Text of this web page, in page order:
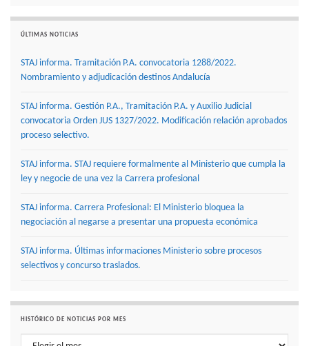
ÚLTIMAS NOTICIAS
STAJ informa. Tramitación P.A. convocatoria 1288/2022.
Nombramiento y adjudicación destinos Andalucía
STAJ informa. Gestión P.A., Tramitación P.A. y Auxilio Judicial
convocatoria Orden JUS 1327/2022. Modificación relación aprobados
proceso selectivo.
STAJ informa. STAJ requiere formalmente al Ministerio que cumpla la
ley y negocie de una vez la Carrera profesional
STAJ informa. Carrera Profesional: El Ministerio bloquea la
negociación al negarse a presentar una propuesta económica
STAJ informa. Últimas informaciones Ministerio sobre procesos
selectivos y concurso traslados.
HISTÓRICO DE NOTICIAS POR MES
Histórico de noticias por mes